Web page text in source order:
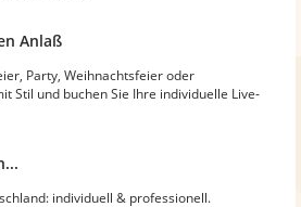
Anlaß
Party, Weihnachtsfeier oder
Stil und buchen Sie Ihre individuelle Live-
individuell & professionell.